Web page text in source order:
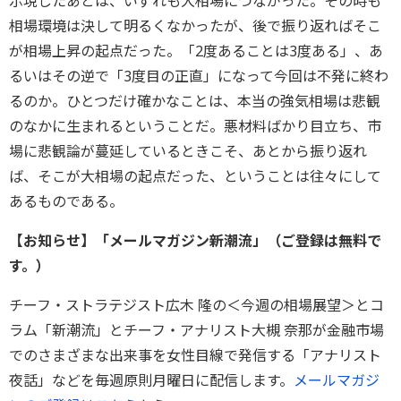
相場環境は決して明るくなかったが、後で振り返ればそこ
が相場上昇の起点だった。「2度あることは3度ある」、あ
るいはその逆で「3度目の正直」になって今回は不発に終わ
るのか。ひとつだけ確かなことは、本当の強気相場は悲観
のなかに生まれるということだ。悪材料ばかり目立ち、市
場に悲観論が蔓延しているときこそ、あとから振り返れ
ば、そこが大相場の起点だった、ということは往々にして
あるものである。
【お知らせ】「メールマガジン新潮流」（ご登録は無料で
す。）
チーフ・ストラテジスト広木 隆の＜今週の相場展望＞とコ
ラム「新潮流」とチーフ・アナリスト大槻 奈那が金融市場
でのさまざまな出来事を女性目線で発信する「アナリスト
夜話」などを毎週原則月曜日に配信します。 メールマガジ